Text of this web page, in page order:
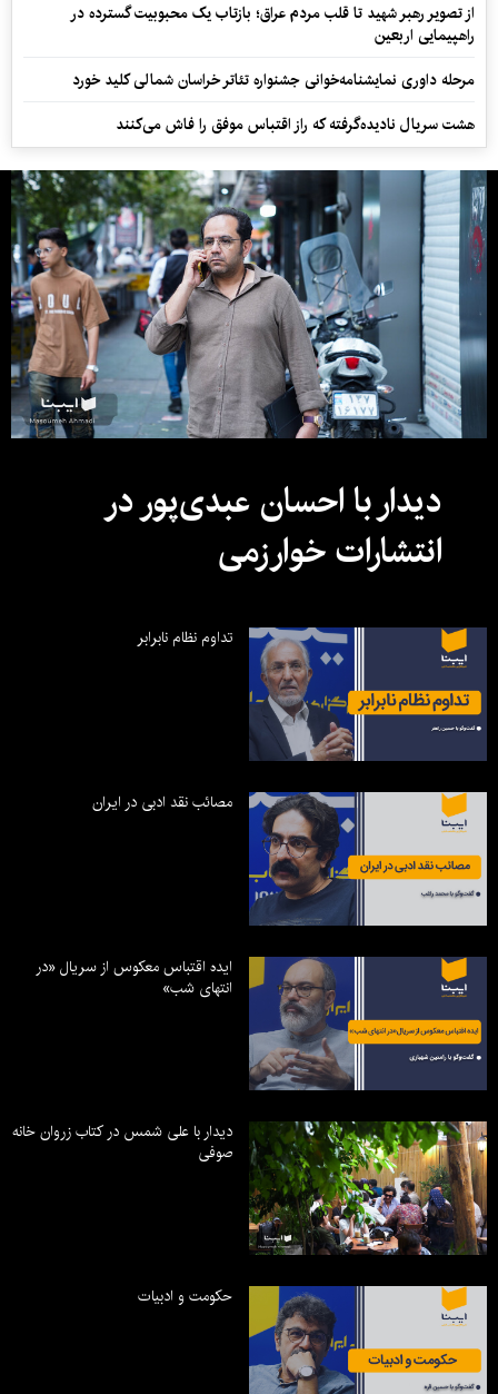
از تصویر رهبر شهید تا قلب مردم عراق؛ بازتاب یک محبوبیت گسترده در
راهپیمایی اربعین
مرحله داوری نمایشنامه‌خوانی جشنواره تئاتر خراسان شمالی کلید خورد
هشت سریال نادیده‌گرفته که راز اقتباس موفق را فاش می‌کنند
دیدار با احسان عبدی‌پور در
انتشارات خوارزمی
تداوم نظام نابرابر
مصائب نقد ادبی در ایران
ایده اقتباس معکوس از سریال «در
انتهای شب»
دیدار با علی شمس در کتاب زروان خانه
صوفی
حکومت و ادبیات